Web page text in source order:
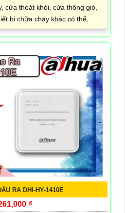
cửa thoát khói, cửa thông gió,
bị chữa cháy khác có thể,.
RA DHI-HY-1410E
₫